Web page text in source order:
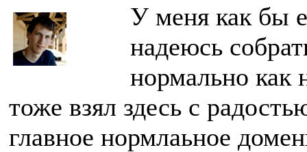
У меня как бы
надеюсь
нормально как
тоже взял здесь с
главное нормлаьное